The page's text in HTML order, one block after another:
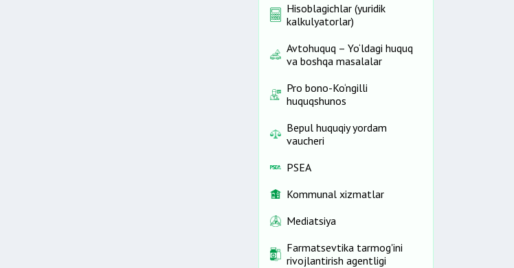
Hisoblagichlar (yuridik
kalkulyatorlar)
Avtohuquq – Yo‘ldagi huquq
va boshqa masalalar
Pro bono-Ko‘ngilli
huquqshunos
Bepul huquqiy yordam
vaucheri
PSEA
Kommunal xizmatlar
Mediatsiya
Farmatsevtika tarmog'ini
rivojlantirish agentligi